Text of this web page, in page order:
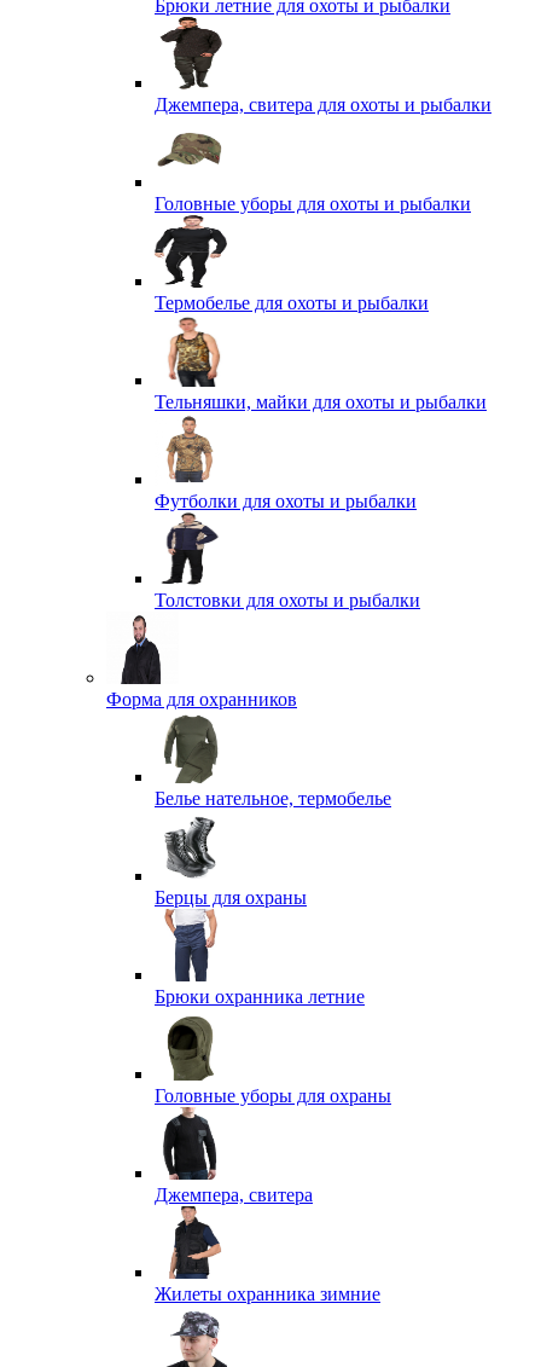
Брюки летние для охоты и рыбалки
Джемпера, свитера для охоты и рыбалки
Головные уборы для охоты и рыбалки
Термобелье для охоты и рыбалки
Тельняшки, майки для охоты и рыбалки
Футболки для охоты и рыбалки
Толстовки для охоты и рыбалки
Форма для охранников
Белье нательное, термобелье
Берцы для охраны
Брюки охранника летние
Головные уборы для охраны
Джемпера, свитера
Жилеты охранника зимние